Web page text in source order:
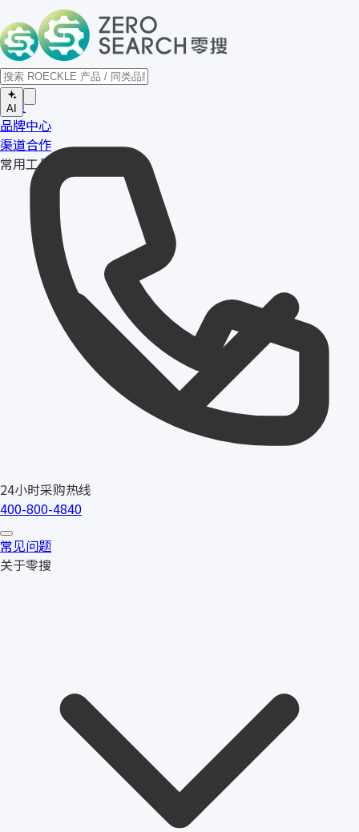
AI
24小时采购热线
400-800-4840
首页
品牌中心
渠道合作
常用工具
常见问题
关于零搜